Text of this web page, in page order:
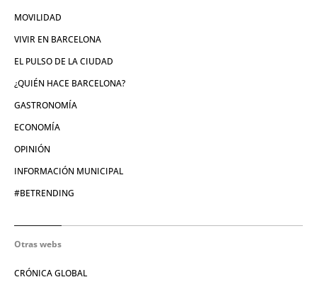
MOVILIDAD
VIVIR EN BARCELONA
EL PULSO DE LA CIUDAD
¿QUIÉN HACE BARCELONA?
GASTRONOMÍA
ECONOMÍA
OPINIÓN
INFORMACIÓN MUNICIPAL
#BETRENDING
Otras webs
CRÓNICA GLOBAL